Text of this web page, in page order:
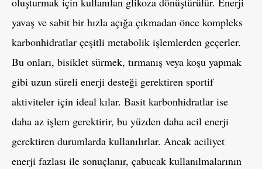
yavaş ve sabit bir hızla açığa çıkmadan önce kompleks
karbonhidratlar çeşitli metabolik işlemlerden geçerler.
Bu onları, bisiklet sürmek, tırmanış veya koşu yapmak
gibi uzun süreli enerji desteği gerektiren sportif
aktiviteler için ideal kılar. Basit karbonhidratlar ise
daha az işlem gerektirir, bu yüzden daha acil enerji
gerektiren durumlarda kullanılırlar. Ancak aciliyet
enerji fazlası ile sonuçlanır, çabucak kullanılmalarının